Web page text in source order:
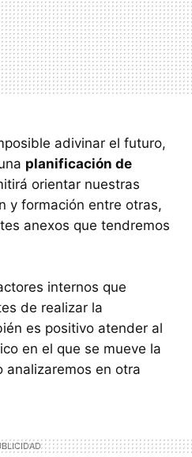
adivinar el futuro,
planificación de
orientar nuestras
y formación entre otras,
anexos que tendremos
internos que
de realizar la
es positivo atender al
en el que se mueve la
analizaremos en otra